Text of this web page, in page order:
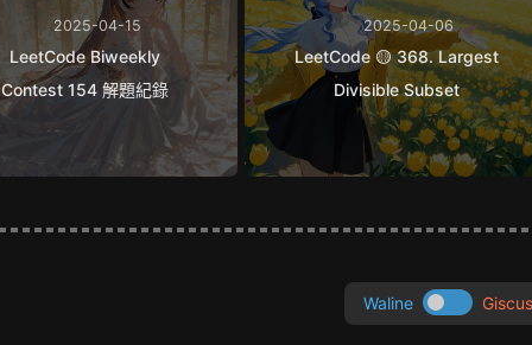
2025-04-15
LeetCode Biweekly
Contest 154 解題紀錄
2025-04-06
LeetCode 🟡 368. Largest
Divisible Subset
Waline Giscus